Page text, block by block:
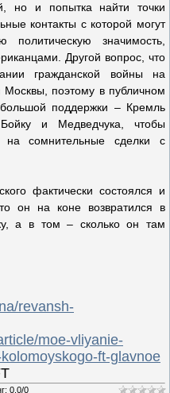
но и попытка найти точки
контакты с которой могут
политическую значимость,
Другой вопрос, что
гражданской войны на
Москвы, поэтому в публичном
поддержки – Кремль
и Медведчука, чтобы
на сомнительные сделки с
фактически состоялся и
он на коне возвратился в
а в том – сколько он там
revansh-
moe-vliyanie-
ft-glavnoe
: 0.0/0